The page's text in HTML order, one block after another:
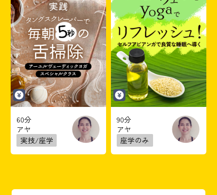
60分
アヤ
実技/座学
90分
アヤ
座学のみ